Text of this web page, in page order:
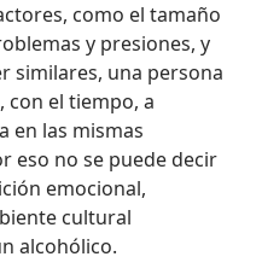
como el tamaño
y presiones, y
similares, una persona
con el tiempo, a
en las mismas
eso no se puede decir
emocional,
cultural
alcohólico.